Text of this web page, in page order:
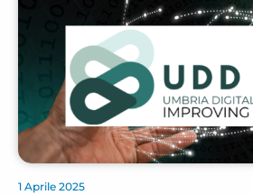
1 Aprile 2025